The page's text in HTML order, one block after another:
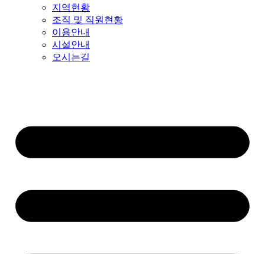
지역현황
조직 및 직원현황
이용안내
시설안내
오시는길